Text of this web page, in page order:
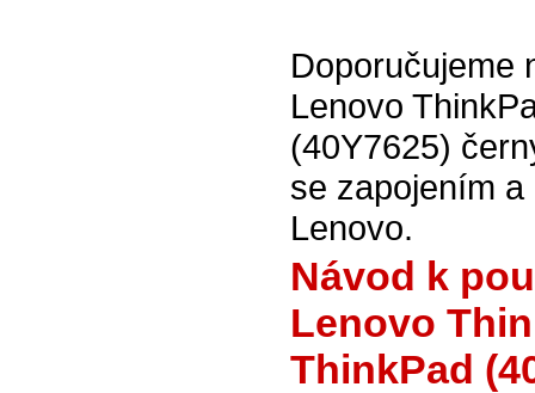
Doporučujeme
Lenovo
(40Y7625)
se zapojením
Lenovo.
Návod k
Lenovo
ThinkPad